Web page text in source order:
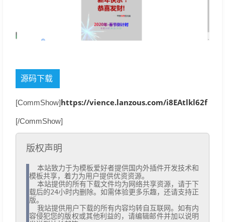
源码下载
[CommShow]https://vience.lanzous.com/i8EAtlkl62f
[/CommShow]
版权声明
模板共享，着力为用户提供优资资源。
载后的24小时内删除。如需体验更多乐趣，还请支持正
版。
容侵犯您的版权或其他利益的，请编辑邮件并加以说明